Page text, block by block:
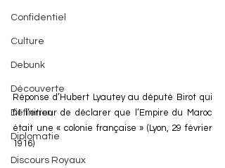
Confidentiel
Culture
Debunk
Découverte
Définition
Diplomatie
Discours Royaux
Réponse d’Hubert Lyautey au député Birot qui
fit l’erreur de déclarer que l’Empire du Maroc
était une « colonie française » (Lyon, 29 février
1916)